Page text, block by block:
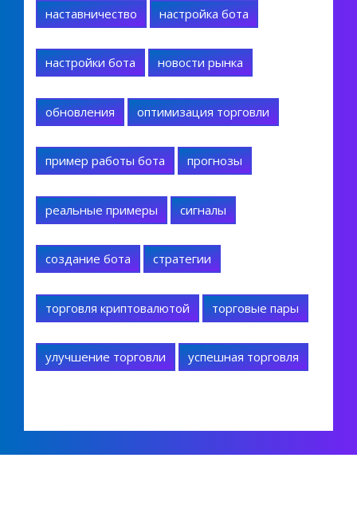
наставничество настройка бота
настройки бота новости рынка
обновления оптимизация торговли
пример работы бота прогнозы
реальные примеры сигналы
создание бота стратегии
торговля криптовалютой торговые пары
улучшение торговли успешная торговля